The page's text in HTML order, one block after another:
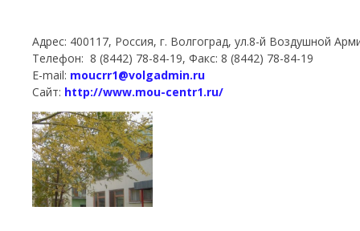
Адрес: 400117, Россия, г. Волгоград, ул.8-й Воздушной
Телефон: 8 (8442) 78-84-19, Факс: 8 (8442) 78-84-19
E-mail: moucrr1@volgadmin.ru
Сайт: http://www.mou-centr1.ru/